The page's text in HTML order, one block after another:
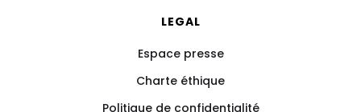
LEGAL
Espace presse
Charte éthique
Politique de confidentialité